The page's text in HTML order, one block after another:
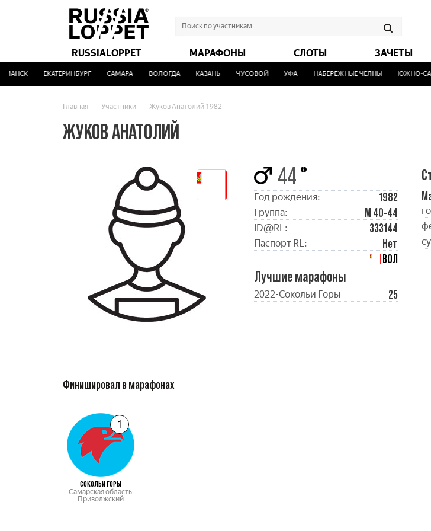
RUSSIALOPPET МАРАФОНЫ СЛОТЫ ЗАЧЕТЫ
ЕКАТЕРИНБУРГ САМАРА ВОЛОГДА КАЗАНЬ ЧУСОВОЙ УФА НАБЕРЕЖНЫЕ ЧЕЛНЫ ЮЖНО-
Главная - Участники - Жуков Анатолий 1982
ЖУКОВ АНАТОЛИЙ
44
Год рождения: 1982
Группа: М 40-44
ID@RL: 333144
Паспорт RL:
Нет
ВОЛ
Лучшие марафоны
2022-Сокольи Горы 25
Финишировал в марафонах
1
СОКОЛЬИ ГОРЫ
Самарская область
Приволжский